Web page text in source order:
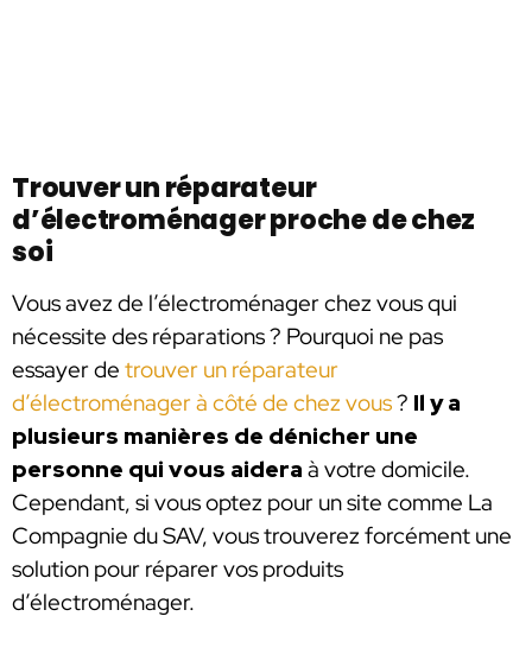
Trouver un réparateur
d’électroménager proche de chez
soi
Vous avez de l’électroménager chez vous qui
nécessite des réparations ? Pourquoi ne pas
essayer de trouver un réparateur
d’électroménager à côté de chez vous? Il y a
plusieurs manières de dénicher une
personne qui vous aidera à votre domicile.
Cependant, si vous optez pour un site comme La
Compagnie du SAV, vous trouverez forcément une
solution pour réparer vos produits
d’électroménager.